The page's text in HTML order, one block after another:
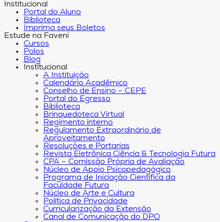
Institucional
Portal do Aluno
Biblioteca
Imprima seus Boletos
Estude na Faveni
Cursos
Polos
Blog
Institucional
A Instituição
Calendário Acadêmico
Conselho de Ensino – CEPE
Portal do Egresso
Biblioteca
Brinquedoteca Virtual
Regimento interno
Regulamento Extraordinário de
Aproveitamento
Resoluções e Portarias
Revista Eletrônica Ciência & Tecnologia Futura
CPA – Comissão Própria de Avaliação
Núcleo de Apoio Psicopedagógico
Programa de Iniciação Científica da
Faculdade Futura
Núcleo de Arte e Cultura
Política de Privacidade
Curricularização da Extensão
Canal de Comunicação do DPO